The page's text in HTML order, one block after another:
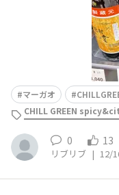
マーガオ
CHILL GREEN
0 13
リブリブ | 12/